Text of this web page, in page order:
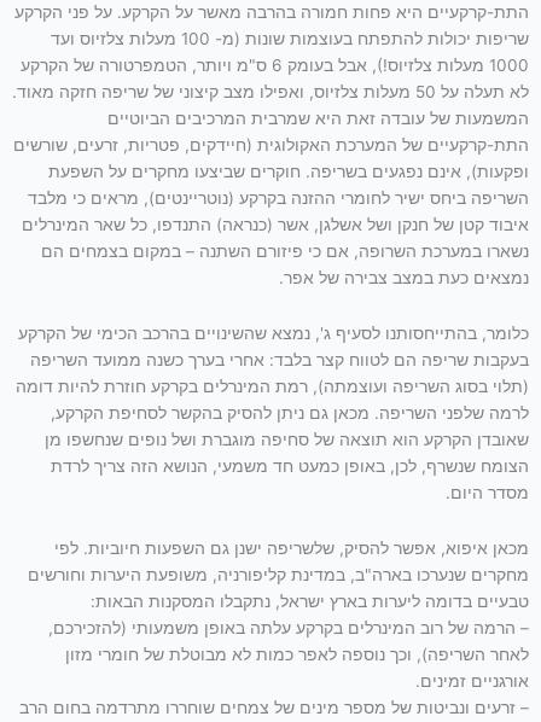
התת-קרקעיים היא פחות חמורה בהרבה מאשר על הקרקע. על פני הקרקע
שריפות יכולות להתפתח בעוצמות שונות (מ- 100 מעלות צלזיוס ועד
1000 מעלות צלזיוס!), אבל בעומק 6 ס"מ ויותר, הטמפרטורה של הקרקע
לא תעלה על 50 מעלות צלזיוס, ואפילו מצב קיצוני של שריפה חזקה מאוד.
המשמעות של עובדה זאת היא שמרבית המרכיבים הביוטיים
התת-קרקעיים של המערכת האקולוגית (חיידקים, פטריות, זרעים, שורשים
ופקעות), אינם נפגעים בשריפה. חוקרים שביצעו מחקרים על השפעת
השריפה ביחס ישיר לחומרי ההזנה בקרקע (נוטריינטים), מראים כי מלבד
איבוד קטן של חנקן ושל אשלגן, אשר (כנראה) התנדפו, כל שאר המינרלים
נשארו במערכת השרופה, אם כי פיזורם השתנה – במקום בצמחים הם
נמצאים כעת במצב צבירה של אפר.
כלומר, בהתייחסותנו לסעיף ג', נמצא שהשינויים בהרכב הכימי של הקרקע
בעקבות שריפה הם לטווח קצר בלבד: אחרי בערך כשנה ממועד השריפה
(תלוי בסוג השריפה ועוצמתה), רמת המינרלים בקרקע חוזרת להיות דומה
לרמה שלפני השריפה. מכאן גם ניתן להסיק בהקשר לסחיפת הקרקע,
שאובדן הקרקע הוא תוצאה של סחיפה מוגברת ושל נופים שנחשפו מן
הצומח שנשרף, לכן, באופן כמעט חד משמעי, הנושא הזה צריך לרדת
מסדר היום.
מכאן איפוא, אפשר להסיק, שלשריפה ישנן גם השפעות חיוביות. לפי
מחקרים שנערכו בארה"ב, במדינת קליפורניה, משופעת היערות וחורשים
טבעיים בדומה ליערות בארץ ישראל, נתקבלו המסקנות הבאות:
– הרמה של רוב המינרלים בקרקע עלתה באופן משמעותי (להזכירכם,
לאחר השריפה), וכך נוספה לאפר כמות לא מבוטלת של חומרי מזון
אורגניים זמינים.
– זרעים ונביטות של מספר מינים של צמחים שוחררו מתרדמה בחום הרב